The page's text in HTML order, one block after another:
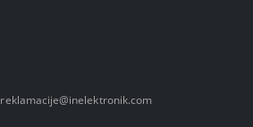
reklamacije@inelektronik.com